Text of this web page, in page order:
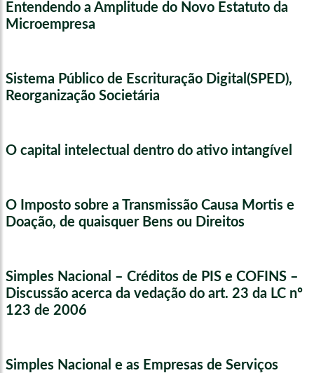
Entendendo a Amplitude do Novo Estatuto da
Microempresa
Sistema Público de Escrituração Digital(SPED),
Reorganização Societária
O capital intelectual dentro do ativo intangível
O Imposto sobre a Transmissão Causa Mortis e
Doação, de quaisquer Bens ou Direitos
Simples Nacional – Créditos de PIS e COFINS –
Discussão acerca da vedação do art. 23 da LC nº
123 de 2006
Simples Nacional e as Empresas de Serviços